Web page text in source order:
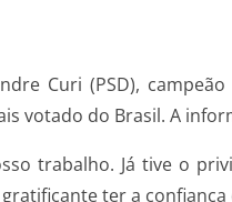
Curi (PSD),
votado do Brasil. A
trabalho. Já tive o
ter a